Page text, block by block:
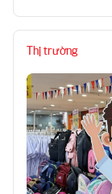
Thị trường